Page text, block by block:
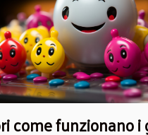
come funzionano i